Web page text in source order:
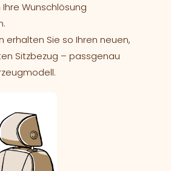
Wunschlösung
erhalten Sie so Ihren neuen,
Sitzbezug – passgenau